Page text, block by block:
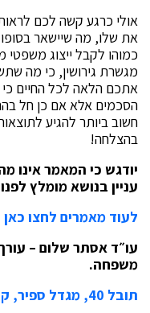
אולי כרגע קשה לכם
את שלו, מה שיישאר
כמוהו לקבל ייצוג משפטי
מגשרת גירושין, כי מה
אתכם הלאה לכל החיים
הסכמים אלא אם כן חל
חשוב ביותר להגיע
בהצלחה!
יודגש כי המאמר אינו
עניין בנושא מומלץ
לעוד מאמרים לחצו כאן
עו״ד אסתר שלום – עורך
משפחה.
תובל 40, מגדל ספיר, קומה 22, רמת גן